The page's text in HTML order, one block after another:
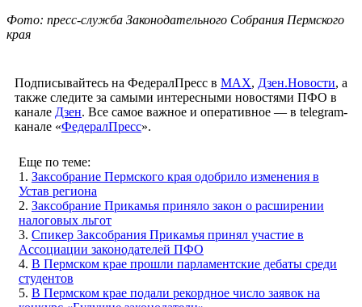
Фото: пресс-служба Законодательного Собрания Пермского
края
Подписывайтесь на ФедералПресс в МАХ, Дзен.Новости, а
также следите за самыми интересными новостями ПФО в
канале Дзен. Все самое важное и оперативное — в telegram-
канале «ФедералПресс».
Еще по теме:
1. Заксобрание Пермского края одобрило изменения в
Устав региона
2. Заксобрание Прикамья приняло закон о расширении
налоговых льгот
3. Спикер Заксобрания Прикамья принял участие в
Ассоциации законодателей ПФО
4. В Пермском крае прошли парламентские дебаты среди
студентов
5. В Пермском крае подали рекордное число заявок на